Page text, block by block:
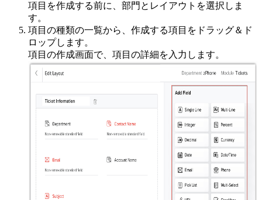
項目を作成する前に、部門とレイアウトを選択しま
す。
項目の種類の一覧から、作成する項目をドラッグ＆ド
ロップします。
項目の作成画面で、項目の詳細を入力します。